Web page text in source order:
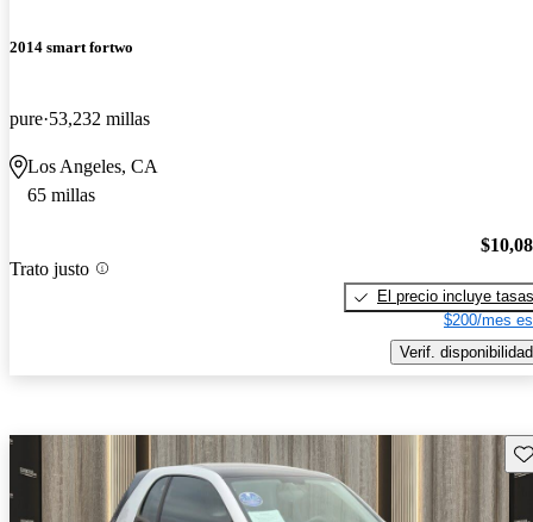
2014 smart fortwo
pure 53,232 millas
Los Angeles, CA
65 millas
Trato justo
El precio incluye tasas
$200/mes
Verif. disponibilidad